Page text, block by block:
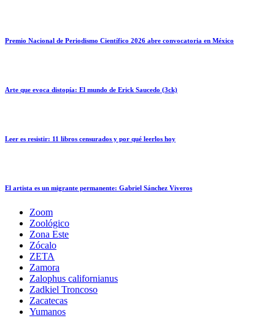
Premio Nacional de Periodismo Científico 2026 abre convocatoria en México
Arte que evoca distopía: El mundo de Erick Saucedo (3ck)
Leer es resistir: 11 libros censurados y por qué leerlos hoy
El artista es un migrante permanente: Gabriel Sánchez Viveros
Zoom
Zoológico
Zona Este
Zócalo
ZETA
Zamora
Zalophus californianus
Zadkiel Troncoso
Zacatecas
Yumanos